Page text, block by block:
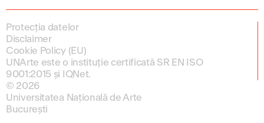
Protecția datelor
Disclaimer
Cookie Policy (EU)
UNArte este o instituție certificată SR EN ISO
9001:2015 și IQNet.
© 2026
Universitatea Națională de Arte
București